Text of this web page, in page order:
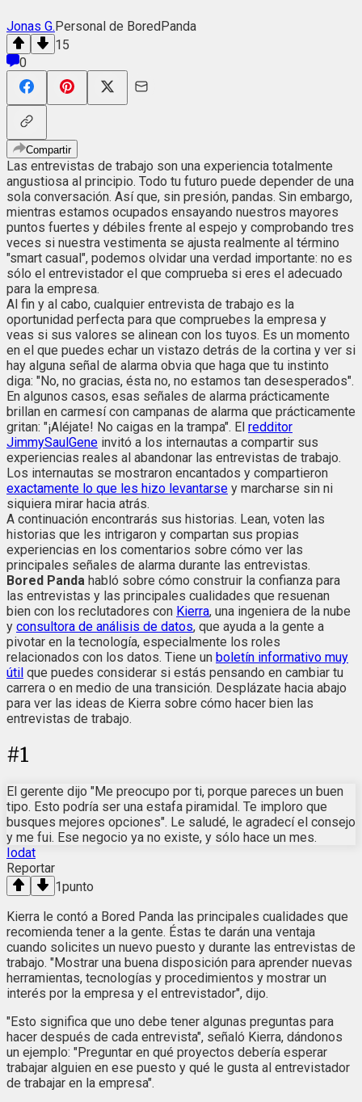
Jonas G.Personal de BoredPanda
15
0
Compartir
Las entrevistas de trabajo son una experiencia totalmente
angustiosa al principio. Todo tu futuro puede depender de una
sola conversación. Así que, sin presión, pandas. Sin embargo,
mientras estamos ocupados ensayando nuestros mayores
puntos fuertes y débiles frente al espejo y comprobando tres
veces si nuestra vestimenta se ajusta realmente al término
"smart casual", podemos olvidar una verdad importante: no es
sólo el entrevistador el que comprueba si eres el adecuado
para la empresa.
Al fin y al cabo, cualquier entrevista de trabajo es la
oportunidad perfecta para que compruebes la empresa y
veas si sus valores se alinean con los tuyos. Es un momento
en el que puedes echar un vistazo detrás de la cortina y ver si
hay alguna señal de alarma obvia que haga que tu instinto
diga: "No, no gracias, ésta no, no estamos tan desesperados".
En algunos casos, esas señales de alarma prácticamente
brillan en carmesí con campanas de alarma que prácticamente
gritan: "¡Aléjate! No caigas en la trampa". El redditor
JimmySaulGene invitó a los internautas a compartir sus
experiencias reales al abandonar las entrevistas de trabajo.
Los internautas se mostraron encantados y compartieron
exactamente lo que les hizo levantarse y marcharse sin ni
siquiera mirar hacia atrás.
A continuación encontrarás sus historias. Lean, voten las
historias que les intrigaron y compartan sus propias
experiencias en los comentarios sobre cómo ver las
principales señales de alarma durante las entrevistas.
Bored Panda habló sobre cómo construir la confianza para
las entrevistas y las principales cualidades que resuenan
bien con los reclutadores con Kierra, una ingeniera de la nube
y consultora de análisis de datos, que ayuda a la gente a
pivotar en la tecnología, especialmente los roles
relacionados con los datos. Tiene un boletín informativo muy
útil que puedes considerar si estás pensando en cambiar tu
carrera o en medio de una transición. Desplázate hacia abajo
para ver las ideas de Kierra sobre cómo hacer bien las
entrevistas de trabajo.
#1
El gerente dijo "Me preocupo por ti, porque pareces un buen
tipo. Esto podría ser una estafa piramidal. Te imploro que
busques mejores opciones". Le saludé, le agradecí el consejo
y me fui. Ese negocio ya no existe, y sólo hace un mes.
Iodat
Reportar
1punto
Kierra le contó a Bored Panda las principales cualidades que
recomienda tener a la gente. Éstas te darán una ventaja
cuando solicites un nuevo puesto y durante las entrevistas de
trabajo. "Mostrar una buena disposición para aprender nuevas
herramientas, tecnologías y procedimientos y mostrar un
interés por la empresa y el entrevistador", dijo.
"Esto significa que uno debe tener algunas preguntas para
hacer después de cada entrevista", señaló Kierra, dándonos
un ejemplo: "Preguntar en qué proyectos debería esperar
trabajar alguien en ese puesto y qué le gusta al entrevistador
de trabajar en la empresa".